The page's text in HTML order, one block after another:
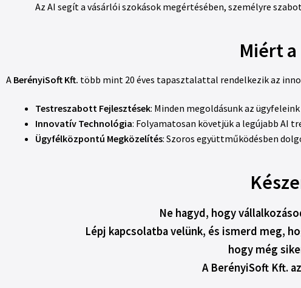
Az AI segít a vásárlói szokások megértésében, személyre
Miért
A BerényiSoft Kft. több mint 20 éves tapasztalattal rendelkezik az
Testreszabott Fejlesztések: Minden megoldásunk az
Innovatív Technológia: Folyamatosan követjük a legújabb AI
Ügyfélközpontú Megközelítés: Szoros együttműködésben
Ne hagyd, hogy
Lépj kapcsolatba velünk, és ismerd meg,
hogy még
A BerényiSoft Kft.